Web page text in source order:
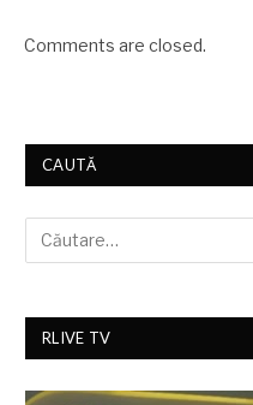
Comments are closed.
CAUTĂ
RLIVE TV